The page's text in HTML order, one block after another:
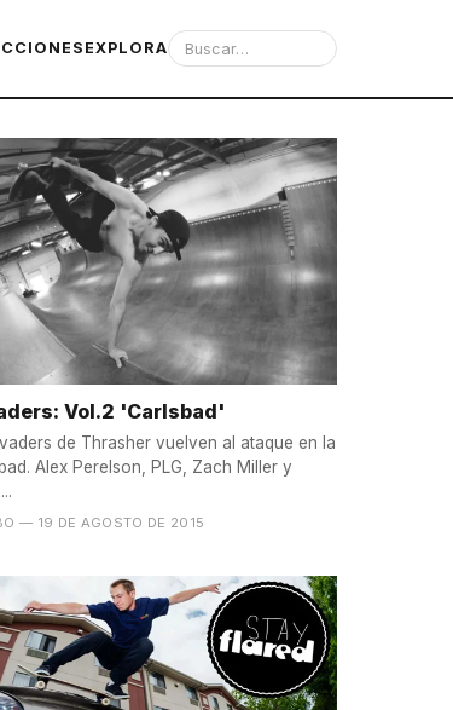
EXPLORA
Vol.2 'Carlsbad'
de Thrasher vuelven al ataque en la
Alex Perelson, PLG, Zach Miller y
— 19 DE AGOSTO DE 2015